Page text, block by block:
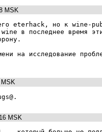
MSK
eterhack, но к wine-
в последнее время
на исследование
MSK
MSK